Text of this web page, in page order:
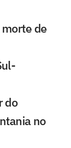
de
do
no